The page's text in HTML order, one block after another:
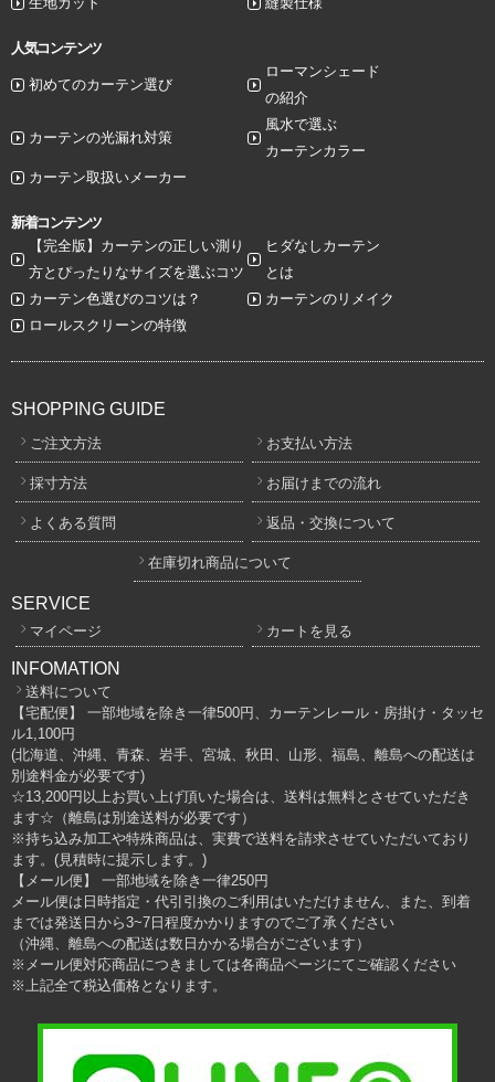
人気コンテンツ
初めてのカーテン選び
ローマンシェード
の紹介
カーテンの光漏れ対策
風水で選ぶ
カーテンカラー
カーテン取扱いメーカー
新着コンテンツ
【完全版】カーテンの正しい測り
方とぴったりなサイズを選ぶコツ
ヒダなしカーテン
とは
カーテン色選びのコツは？
カーテンのリメイク
ロールスクリーンの特徴
SHOPPING GUIDE
ご注文方法 お支払い方法
採寸方法 お届けまでの流れ
よくある質問 返品・交換について
在庫切れ商品について
SERVICE
マイページ カートを見る
INFOMATION
送料について
【宅配便】 一部地域を除き一律500円、カーテンレール・房掛け・タッセ
ル1,100円
(北海道、沖縄、青森、岩手、宮城、秋田、山形、福島、離島への配送は
別途料金が必要です)
☆13,200円以上お買い上げ頂いた場合は、送料は無料とさせていただき
ます☆（離島は別途送料が必要です）
※持ち込み加工や特殊商品は、実費で送料を請求させていただいており
ます。(見積時に提示します。)
【メール便】 一部地域を除き一律250円
メール便は日時指定・代引引換のご利用はいただけません、また、到着
までは発送日から3~7日程度かかりますのでご了承ください
（沖縄、離島への配送は数日かかる場合がございます）
※メール便対応商品につきましては各商品ページにてご確認ください
※上記全て税込価格となります。